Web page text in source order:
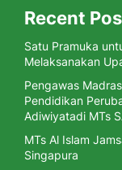
Recent
Satu Pramuka
Melaksanakan
Pengawas
Pendidikan
Adiwiyatadi MTs
MTs Al Islam
Singapura